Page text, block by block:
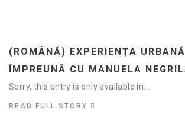
(ROMÂNĂ) EXPERIENȚA
ÎMPREUNĂ CU MANUELA
Sorry, this entry is only available in...
READ FULL STORY